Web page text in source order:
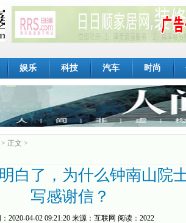
娱乐 科技 汽车 时尚
> 正文 >
白了，为什么钟南山院
写感谢信？
2020-04-02 09:21:20来源： 互联网 阅读：2022